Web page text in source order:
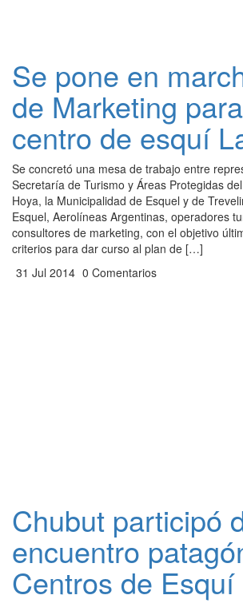
Se pone en
de Marketing
centro de esquí
Se concretó una mesa de trabajo entre
Secretaría de Turismo y Áreas Protegidas
Hoya, la Municipalidad de Esquel y de
Esquel, Aerolíneas Argentinas, operadores
consultores de marketing, con el objetivo
criterios para dar curso al plan de […]
31 Jul 2014 0 Comentarios
Chubut participó
encuentro
Centros de Esquí